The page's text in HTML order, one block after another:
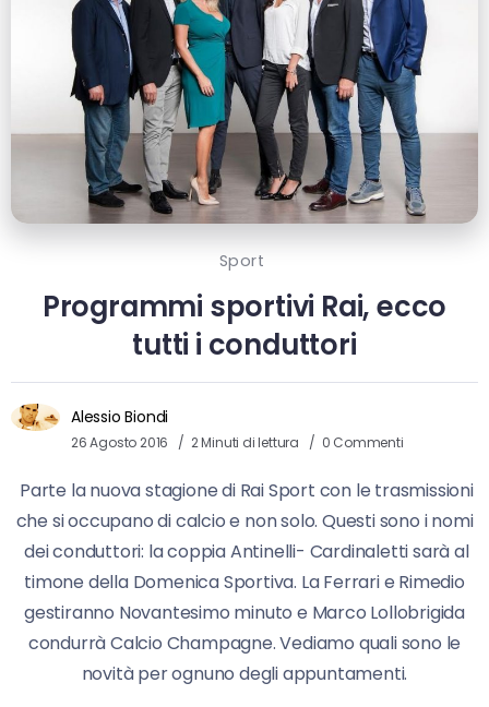
Sport
Programmi sportivi Rai, ecco
tutti i conduttori
Alessio Biondi
26 Agosto 2016 2 Minuti di lettura 0 Commenti
Parte la nuova stagione di Rai Sport con le trasmissioni
che si occupano di calcio e non solo. Questi sono i nomi
dei conduttori: la coppia Antinelli- Cardinaletti sarà al
timone della Domenica Sportiva. La Ferrari e Rimedio
gestiranno Novantesimo minuto e Marco Lollobrigida
condurrà Calcio Champagne. Vediamo quali sono le
novità per ognuno degli appuntamenti.